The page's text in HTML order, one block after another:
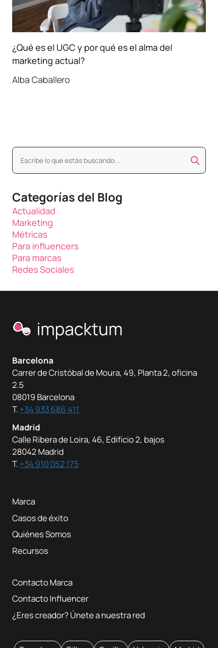
¿Qué es el UGC y por qué es el alma del
marketing actual?
Alba Caballero
Categorías del Blog
Actualidad
Marketing
Métricas
Para influencers
Para marcas
Redes Sociales
Barcelona
Carrer de Cristóbal de Moura, 49, Planta 2, oficina
2.5
08019 Barcelona
T. +34 933 686 411
Madrid
Calle Ribera de Loira, 46, Edificio 2, bajos
28042 Madrid
T. +34 910 052 175
Marca
Casos de éxito
Quiénes Somos
Recursos
Contacto Marca
Contacto Influencer
¿Eres creador? Únete a nuestra red